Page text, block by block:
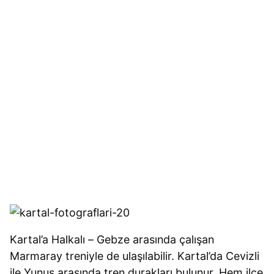
Kartal’a Halkalı – Gebze arasında çalışan
Marmaray treniyle de ulaşılabilir. Kartal’da Cevizli